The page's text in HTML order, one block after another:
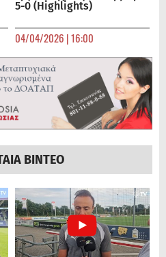
5-0 (Highlights)
04/04/2026 | 16:00
ΒΙΝΤΕΟ